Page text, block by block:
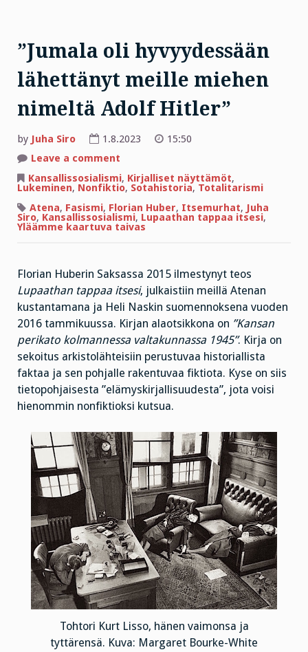
”Jumala oli hyvyydessään
lähettänyt meille miehen
nimeltä Adolf Hitler”
by Juha Siro 1.8.2023
15:50
Leave a comment
oli
hyvyydessään
lähettänyt
meille
miehen
nimeltä
Kansallissosialismi, Kirjalliset näyttämöt,
Lukeminen, Nonfiktio, Sotahistoria, Totalitarismi
Atena, Fasismi, Florian Huber, Itsemurhat, Juha
Siro, Kansallissosialismi, Lupaathan tappaa itsesi,
Yläämme kaartuva taivas
Florian Huberin Saksassa 2015 ilmestynyt teos
Lupaathan tappaa itsesi, julkaistiin meillä Atenan
kustantamana ja Heli Naskin suomennoksena vuoden
2016 tammikuussa. Kirjan alaotsikkona on ”Kansan
perikato kolmannessa valtakunnassa 1945”. Kirja on
sekoitus arkistolähteisiin perustuvaa historiallista
faktaa ja sen pohjalle rakentuvaa fiktiota. Kyse on siis
tietopohjaisesta ”elämyskirjallisuudesta”, jota voisi
hienommin nonfiktioksi kutsua.
Tohtori Kurt Lisso, hänen vaimonsa ja
tyttärensä. Kuva: Margaret Bourke-White